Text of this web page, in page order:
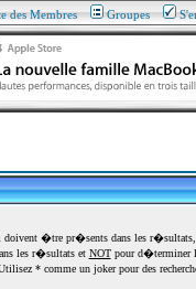
des Membres Groupes
doivent �tre pr�sents dans les
les r�sultats et NOTpour d�terminer
* comme un joker pour des